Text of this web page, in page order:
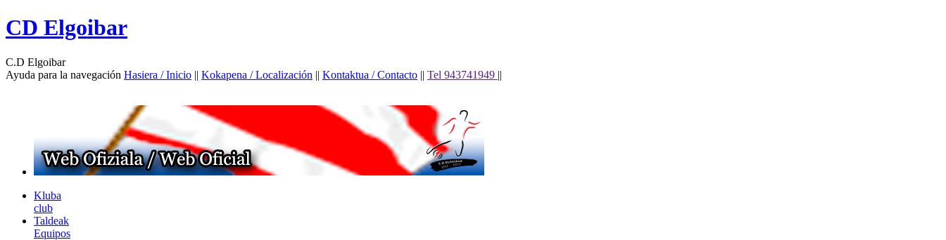
CD Elgoibar
C.D Elgoibar
Ayuda para la navegación Hasiera / Inicio || Kokapena / Localización || Kontaktua / Contacto || Tel 943741949 ||
Kluba
club
Taldeak
Equipos